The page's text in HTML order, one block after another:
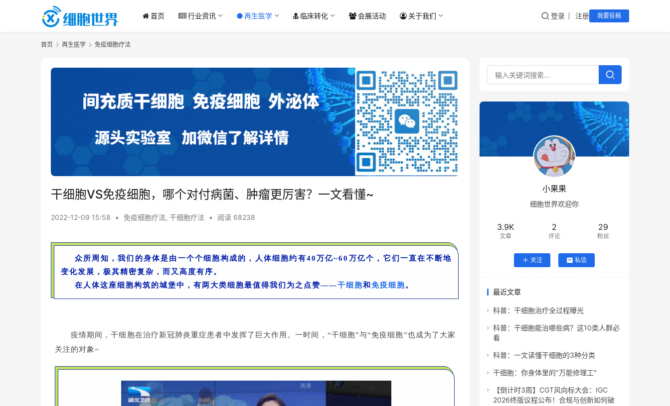
首页 行业资讯 再生医学 临床转化 会展活动 关于我们 登录 注册 我要投稿
首页 再生医学 免疫细胞疗法
干细胞VS免疫细胞，哪个对付病菌、肿瘤更厉害？一文看懂~
2022-12-09 15:58 • 免疫细胞疗法, 干细胞疗法 • 阅读 68238
众所周知，我们的身体是由一个个细胞构成的，人体细胞约有40万亿~60万亿个，它们一直在不断地
变化发展，极其精密复杂，而又高度有序。
在人体这座细胞构筑的城堡中，有两大类细胞最值得我们为之点赞——干细胞和免疫细胞。
疫情期间，干细胞在治疗新冠肺炎重症患者中发挥了巨大作用。一时间，“干细胞”与“免疫细胞”也成为了大家
关注的对象~
小果果
细胞世界欢迎你
3.9K
文章
2
评论
29
粉丝
关注 私信
最近文章
科普：干细胞治疗全过程曝光
科普：干细胞能治哪些病？这10类人群必
看
科普：一文读懂干细胞的3种分类
干细胞：你身体里的"万能修理工"
【倒计时3周】CGT风向标大会：IGC
2026终版议程公布！合规与创新如何破